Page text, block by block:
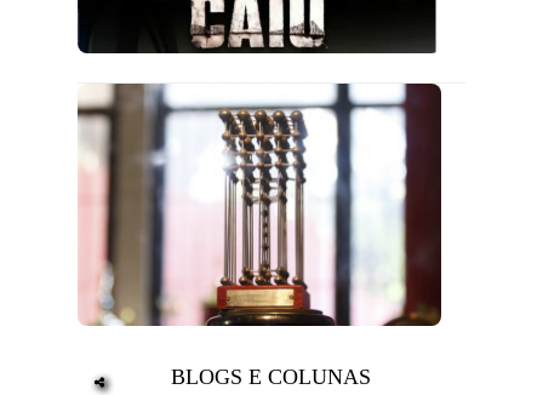
BLOGS E COLUNAS